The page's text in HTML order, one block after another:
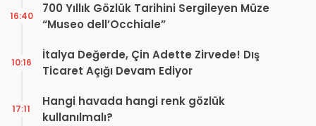
700 Yıllık Gözlük Tarihini Sergileyen Müze
“Museo dell’Occhiale”
16:40
İtalya Değerde, Çin Adette Zirvede! Dış
Ticaret Açığı Devam Ediyor
10:16
Hangi havada hangi renk gözlük
kullanılmalı?
17:11